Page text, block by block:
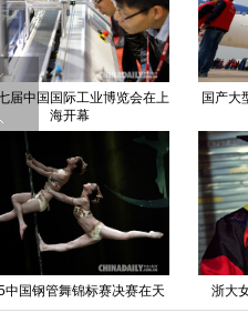
中国上海国际童书展开幕
马云与纽交所总裁远程为纽交所开
市敲钟